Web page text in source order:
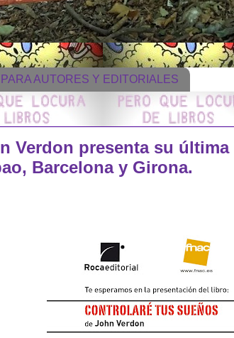
PARA AUTORES Y EDITORIALES
27 DE OCTUBRE DE 2015
Verdon presenta su
Barcelona y Girona.